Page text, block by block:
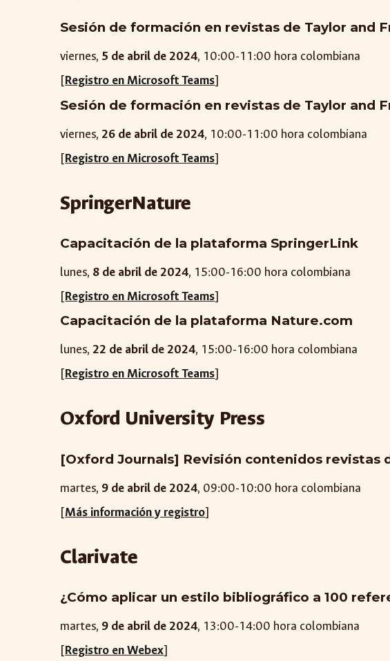
Sesión de formación en revistas de Taylor and
viernes, 5 de abril de 2024, 10:00-11:00 hora colombiana
[Registro en Microsoft Teams]
Sesión de formación en revistas de Taylor and
viernes, 26 de abril de 2024, 10:00-11:00 hora colombiana
[Registro en Microsoft Teams]
SpringerNature
Capacitación de la plataforma SpringerLink
lunes, 8 de abril de 2024, 15:00-16:00 hora colombiana
[Registro en Microsoft Teams]
Capacitación de la plataforma Nature.com
lunes, 22 de abril de 2024, 15:00-16:00 hora colombiana
[Registro en Microsoft Teams]
Oxford University Press
[Oxford Journals] Revisión contenidos revistas
martes, 9 de abril de 2024, 09:00-10:00 hora colombiana
[Más información y registro]
Clarivate
¿Cómo aplicar un estilo bibliográfico a 100
martes, 9 de abril de 2024, 13:00-14:00 hora colombiana
[Registro en Webex]